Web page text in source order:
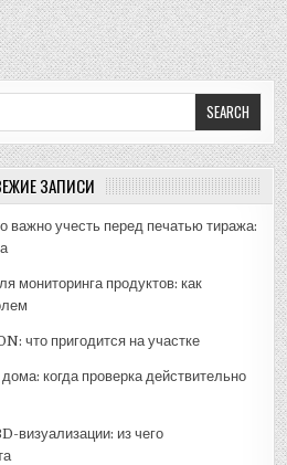
ЗАПИСИ
важно учесть перед печатью тиража:
мониторинга продуктов: как
что пригодится на участке
когда проверка действительно
визуализации: из чего